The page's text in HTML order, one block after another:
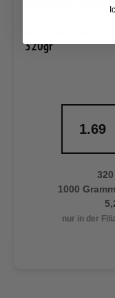
320gr
1.69
320
1000
nur in der